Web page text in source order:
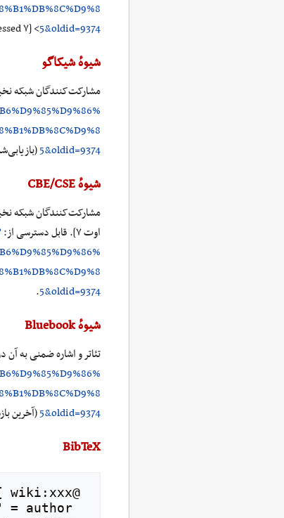
5&oldid=9374> [accessed ۷ اوت ۲۰۲۶]
شیوهٔ شیکاگو
مشارکت‌کنندگان شبکه
5&oldid=9374(بازیابی‌شده در
شیوهٔ CBE/CSE
اوت ۷]. قابل دسترسی از:
5&oldid=9374
.
شیوهٔ Bluebook
تئاتر و اشاره ضمنی به آن
5&oldid=9374(آخرین بازدید
BibTeX